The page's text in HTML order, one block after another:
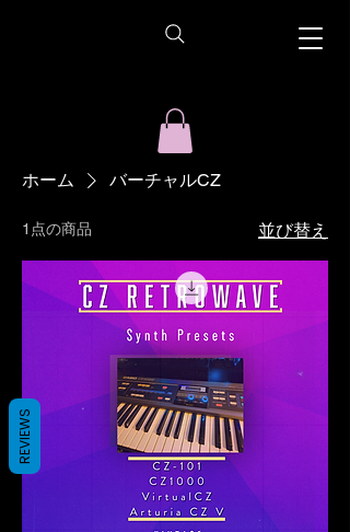
ホーム バーチャルCZ
1点の商品 並び替え
REVIEWS